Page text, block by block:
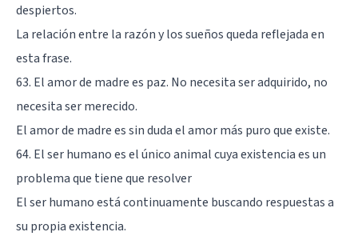
despiertos.
La relación entre la razón y los sueños queda reflejada en
esta frase.
63. El amor de madre es paz. No necesita ser adquirido, no
necesita ser merecido.
El amor de madre es sin duda el amor más puro que existe.
64. El ser humano es el único animal cuya existencia es un
problema que tiene que resolver
El ser humano está continuamente buscando respuestas a
su propia existencia.